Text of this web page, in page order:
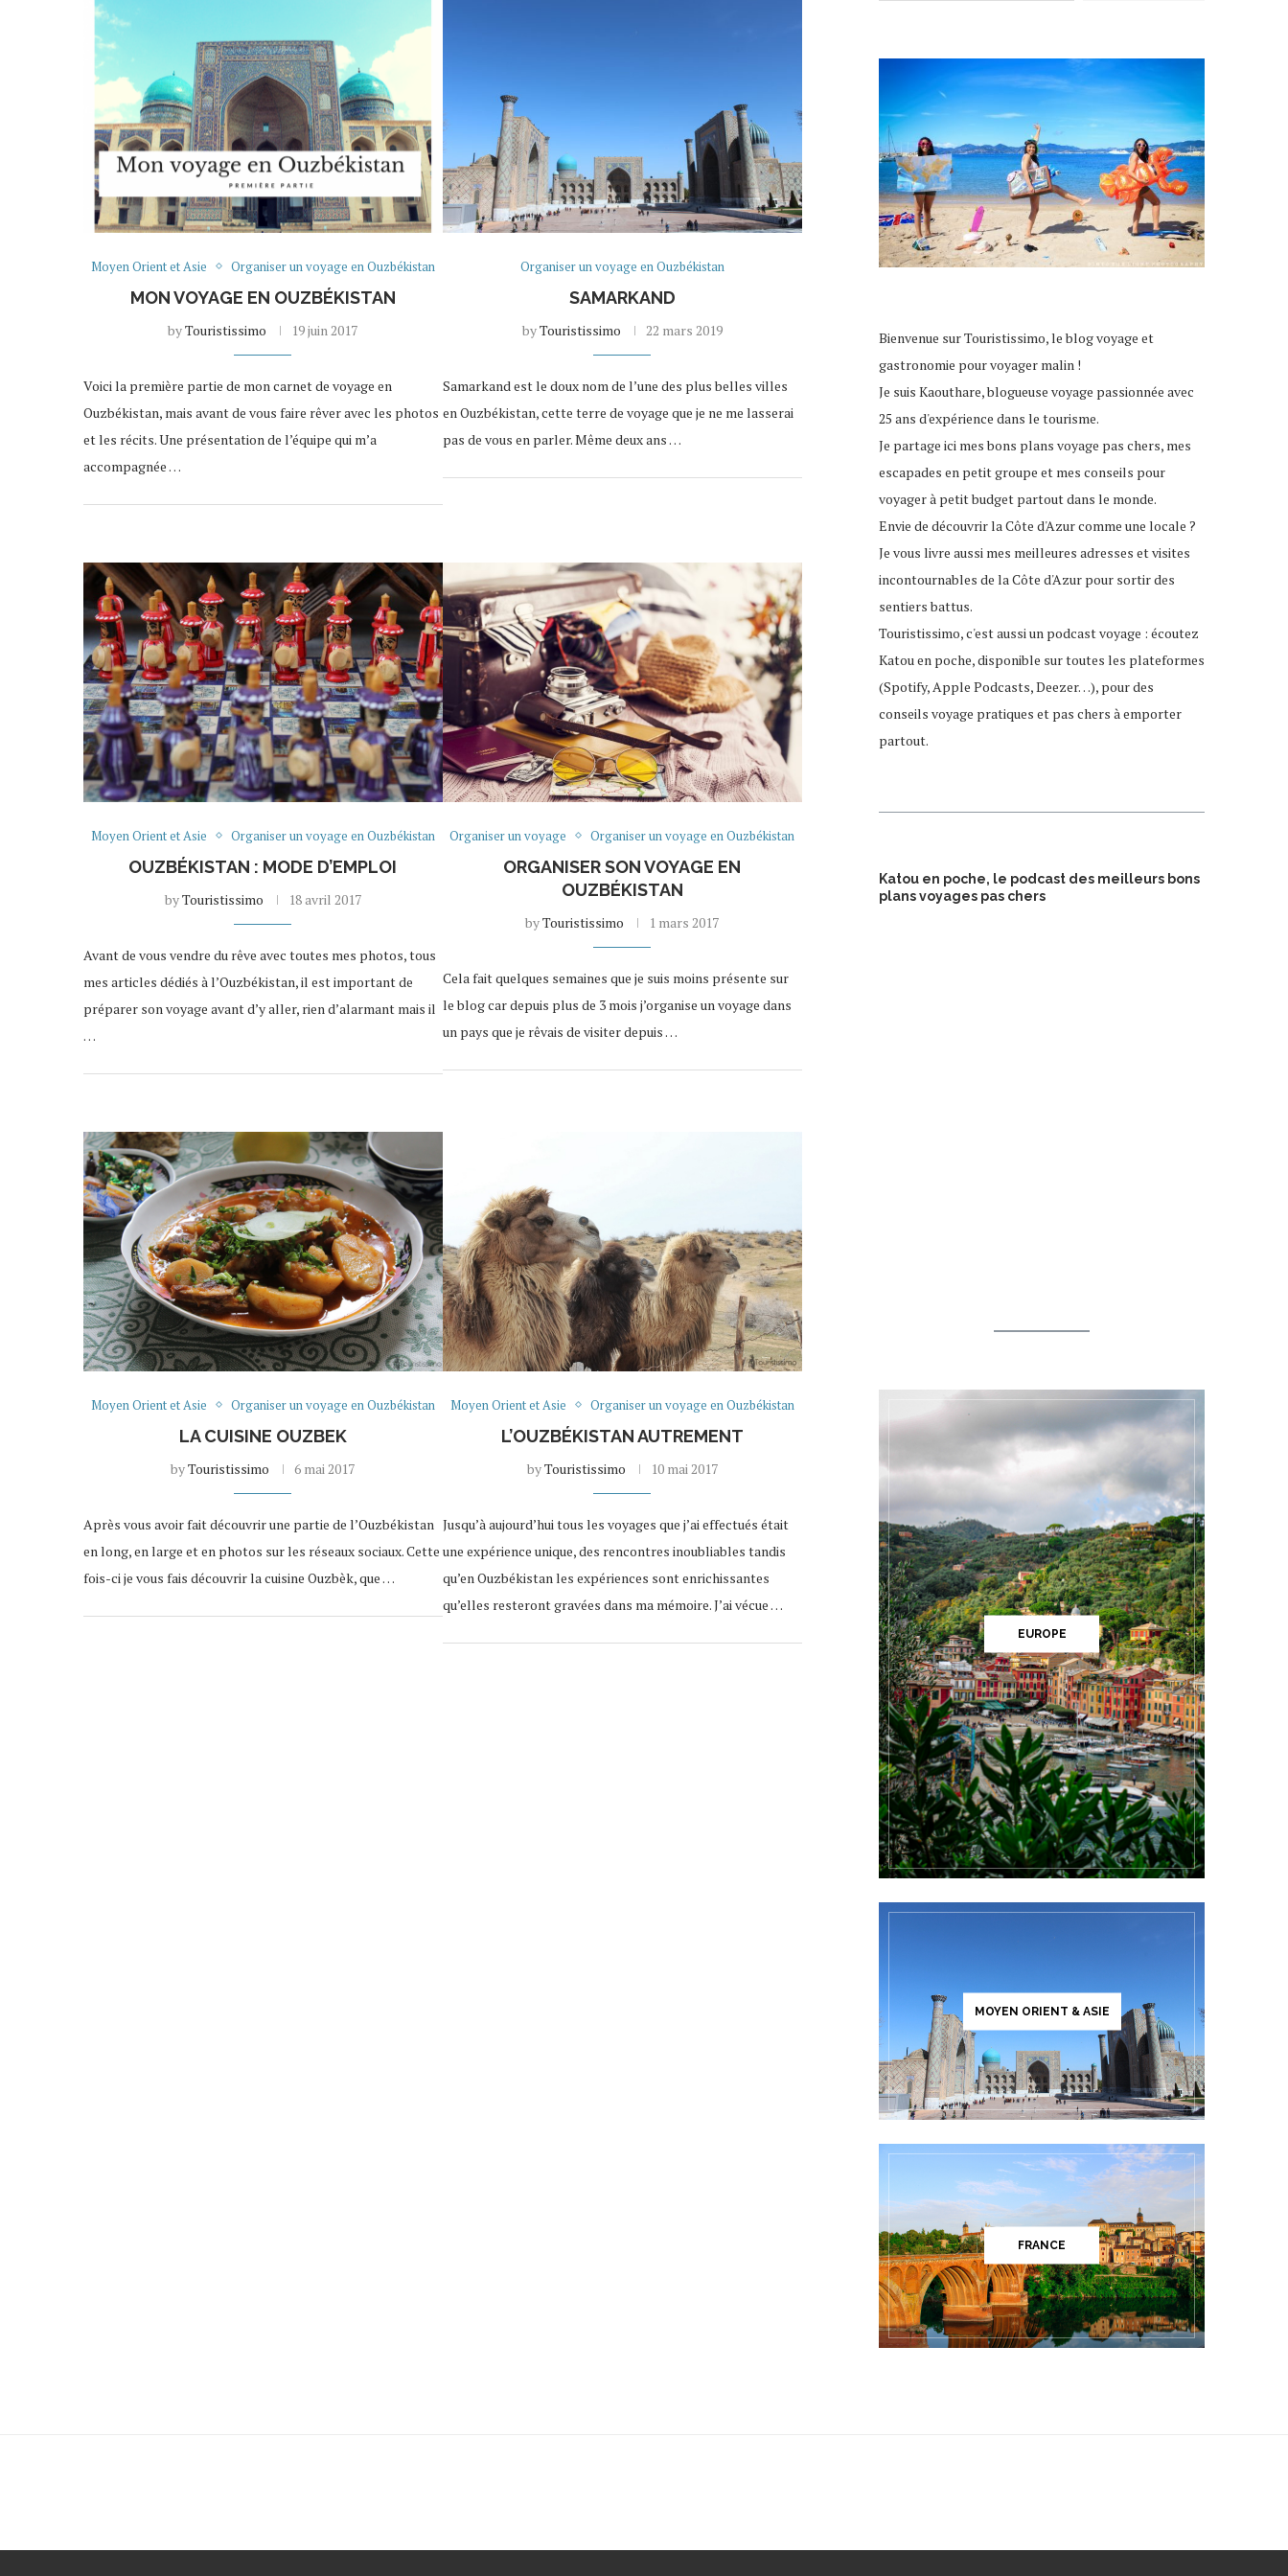
Moyen Orient et Asie Organiser un voyage en Ouzbékistan
MON VOYAGE EN OUZBÉKISTAN
byTouristissimo 19 juin 2017
Voici la première partie de mon carnet de voyage en
Ouzbékistan, mais avant de vous faire rêver avec les photos
et les récits. Une présentation de l’équipe qui m’a
accompagnée …
Organiser un voyage en Ouzbékistan
SAMARKAND
byTouristissimo 22 mars 2019
Samarkand est le doux nom de l’une des plus belles villes
en Ouzbékistan, cette terre de voyage que je ne me lasserai
pas de vous en parler. Même deux ans …
Moyen Orient et Asie Organiser un voyage en Ouzbékistan
OUZBÉKISTAN : MODE D’EMPLOI
byTouristissimo 18 avril 2017
Avant de vous vendre du rêve avec toutes mes photos, tous
mes articles dédiés à l’Ouzbékistan, il est important de
préparer son voyage avant d’y aller, rien d’alarmant mais il
…
Organiser un voyage Organiser un voyage en Ouzbékistan
ORGANISER SON VOYAGE EN
OUZBÉKISTAN
byTouristissimo 1 mars 2017
Cela fait quelques semaines que je suis moins présente sur
le blog car depuis plus de 3 mois j’organise un voyage dans
un pays que je rêvais de visiter depuis …
Moyen Orient et Asie Organiser un voyage en Ouzbékistan
LA CUISINE OUZBEK
byTouristissimo 6 mai 2017
Après vous avoir fait découvrir une partie de l’Ouzbékistan
en long, en large et en photos sur les réseaux sociaux. Cette
fois-ci je vous fais découvrir la cuisine Ouzbèk, que …
Moyen Orient et Asie Organiser un voyage en Ouzbékistan
L’OUZBÉKISTAN AUTREMENT
byTouristissimo 10 mai 2017
Jusqu’à aujourd’hui tous les voyages que j’ai effectués était
une expérience unique, des rencontres inoubliables tandis
qu’en Ouzbékistan les expériences sont enrichissantes
qu’elles resteront gravées dans ma mémoire. J’ai vécue …
Bienvenue sur Touristissimo, le blog voyage et
gastronomie pour voyager malin !
Je suis Kaouthare, blogueuse voyage passionnée avec
25 ans d'expérience dans le tourisme.
Je partage ici mes bons plans voyage pas chers, mes
escapades en petit groupe et mes conseils pour
voyager à petit budget partout dans le monde.
Envie de découvrir la Côte d'Azur comme une locale ?
Je vous livre aussi mes meilleures adresses et visites
incontournables de la Côte d'Azur pour sortir des
sentiers battus.
Touristissimo, c'est aussi un podcast voyage : écoutez
Katou en poche, disponible sur toutes les plateformes
(Spotify, Apple Podcasts, Deezer…), pour des
conseils voyage pratiques et pas chers à emporter
partout.
Katou en poche, le podcast des meilleurs bons
plans voyages pas chers
EUROPE
MOYEN ORIENT & ASIE
FRANCE